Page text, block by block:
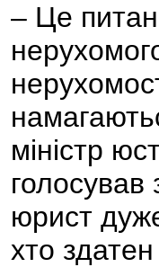
– Це
міністр
юрист дуже
хто